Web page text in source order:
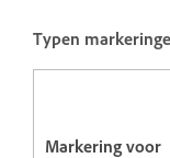
Typen
Markering voor